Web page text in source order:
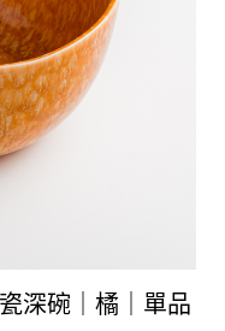
深碗｜橘｜單品